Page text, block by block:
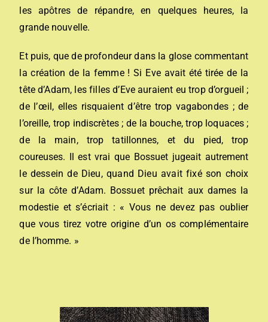
les apôtres de répandre, en quelques heures, la
grande nouvelle.
Et puis, que de profondeur dans la glose commentant
la création de la femme ! Si Eve avait été tirée de la
tête d’Adam, les filles d’Eve auraient eu trop d’orgueil ;
de l’œil, elles risquaient d’être trop vagabondes ; de
l’oreille, trop indiscrètes ; de la bouche, trop loquaces ;
de la main, trop tatillonnes, et du pied, trop
coureuses. Il est vrai que Bossuet jugeait autrement
le dessein de Dieu, quand Dieu avait fixé son choix
sur la côte d’Adam. Bossuet prêchait aux dames la
modestie et s’écriait : « Vous ne devez pas oublier
que vous tirez votre origine d’un os complémentaire
de l’homme. »